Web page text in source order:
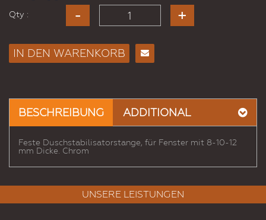
Qty :
IN DEN WARENKORB
Freund
BESCHREIBUNG ADDITIONAL
Feste Duschstabilisatorstange, für Fenster mit 8-10-12
mm Dicke. Chrom
UNSERE LEISTUNGEN